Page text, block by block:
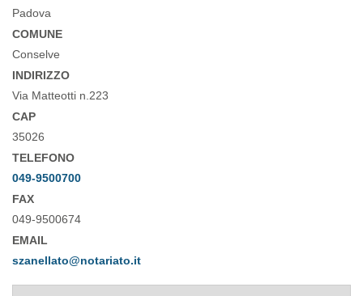
Padova
COMUNE
Conselve
INDIRIZZO
Via Matteotti n.223
CAP
35026
TELEFONO
049-9500700
FAX
049-9500674
EMAIL
szanellato@notariato.it